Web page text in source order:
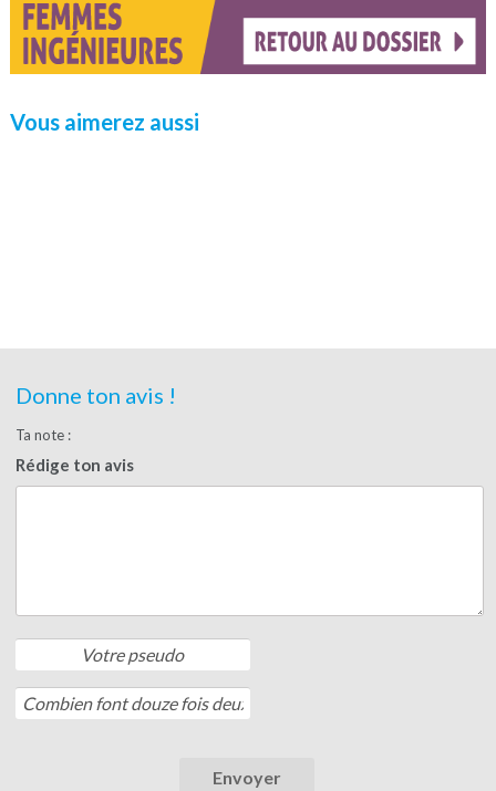
Vous aimerez aussi
Donne ton avis !
Ta note :
Rédige ton avis